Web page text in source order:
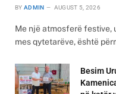
BY ADMIN AUGUST 5, 2026
Me një atmosferë festive,
mes qytetarëve, është
Besim